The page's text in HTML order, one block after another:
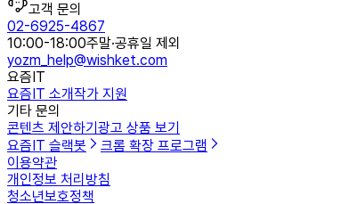
고객 문의
02-6925-4867
10:00-18:00주말·공휴일 제외
yozm_help@wishket.com
요즘IT
요즘IT 소개작가 지원
기타 문의
콘텐츠 제안하기 광고 상품 보기
요즘IT 슬랙봇
크롬 확장 프로그램
이용약관
개인정보 처리방침
청소년보호정책